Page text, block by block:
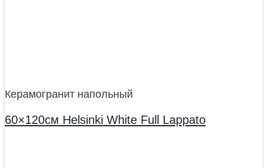
Керамогранит напольный
60×120см Helsinki White Full Lappato